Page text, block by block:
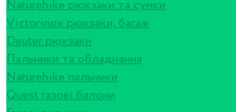
Naturehike рюкзаки та сумки
Victorinox рюкзаки, багаж
Deuter рюкзаки
Пальники та обладнання
Naturehike пальники
Quest газові балони